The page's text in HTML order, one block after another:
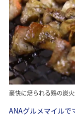
豪快に焙られる鶏の炭
ANAグルメマイルで